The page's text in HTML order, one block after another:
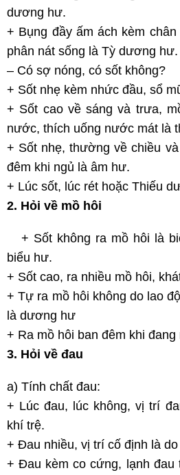
dương hư.
+ Bụng đầy ấm ách kèm
phân nát sống là Tỳ dương hư.
– Có sợ nóng, có sốt không?
+ Sốt nhẹ kèm nhức đầu, sổ
+ Sốt cao về sáng và trưa,
nước, thích uống nước mát là
+ Sốt nhẹ, thường về chiều
đêm khi ngủ là âm hư.
+ Lúc sốt, lúc rét hoặc Thiếu
2. Hỏi về mồ hôi
+ Sốt không ra mồ hôi là
biểu hư.
+ Sốt cao, ra nhiều mồ hôi,
+ Tự ra mồ hôi không do lao
là dương hư
+ Ra mồ hôi ban đêm khi
3. Hỏi về đau
a) Tính chất đau:
+ Lúc đau, lúc không, vị trí
khí trệ.
+ Đau nhiều, vị trí cố định là
+ Đau kèm co cứng, lạnh đau